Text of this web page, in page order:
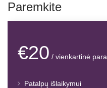
Paremkite
€20 / vienkartinė
Patalpų išlaikymui